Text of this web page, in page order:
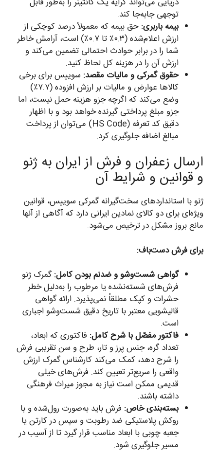
توجهی جابه‌جا کند.
بیمه باربری: حق بیمه که معمولاً درصد کوچکی از
ارزش اعلام‌شده (۰.۳٪ تا ۰.۷٪) است، آرامش خاطر
شما را در برابر حوادث احتمالی تضمین می‌کند و
ارزش آن را در هزینه کل لحاظ کنید.
حقوق گمرکی و مالیات مقصد: سوییس برای برخی
کالاها عوارض و مالیات بر ارزش افزوده (۷.۷٪)
وضع می‌کند که اگرچه جزو هزینه حمل نیست، اما
جزو مبلغ پرداختی گیرنده خواهد بود و با اظهار
دقیق کد تعرفه (HS Code) می‌توان از پرداخت
مبالغ اضافه جلوگیری کرد.
ارسال زعفران و فرش از ایران به ژنو
و قوانین و شرایط آن
ژنو با استانداردهای سخت‌گیرانه گمرکی سوییس، قوانین
ویژه‌ای برای دو کالای نمادین ایرانی دارد که آگاهی از آنها
مانع بروز مشکل در ترخیص می‌شود.
برای فرش دست‌باف:
گواهی شست‌وشو و ضدنم بودن کامل: گمرک ژنو
فرش‌های شسته‌نشده یا مرطوب را به‌دلیل خطر
حشرات و کپک مطلقاً نمی‌پذیرد. ارائه گواهی
قالیشویی معتبر با تاریخ دقیق شست‌وشو اجباری
است.
فاکتور مفصّل با شرح کامل: فاکتوری که ابعاد،
تعداد گره، جنس پرز و تار، طرح و سن تقریبی فرش
را شرح دهد، کمک می‌کند کارشناس گمرک ارزش
واقعی را سریع‌تر تعیین کند. فرش‌های خیلی
قدیمی ممکن است نیاز به مجوز میراث فرهنگی
داشته باشند.
بسته‌بندی خاص: فرش باید به‌صورت رول‌شده و با
روکش پلاستیکی ضد رطوبت و سپس در کارتن یا
جعبه چوبی با ابعاد مناسب قرار گیرد تا از آسیب در
مسیر جلوگیری شود.